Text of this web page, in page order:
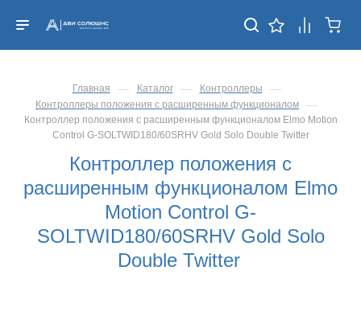
Главная — Каталог — Контроллеры —
Контроллеры положения с расширенным функционалом —
Контроллер положения с расширенным функционалом Elmo Motion
Control G-SOLTWID180/60SRHV Gold Solo Double Twitter
Контроллер положения с
расширенным функционалом Elmo
Motion Control G-
SOLTWID180/60SRHV Gold Solo
Double Twitter